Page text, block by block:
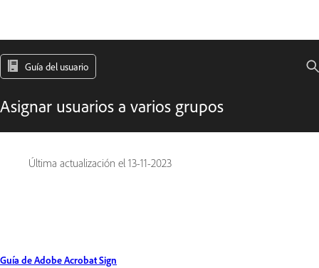
Guía del usuario
Asignar usuarios a varios grupos
Última actualización el 13-11-2023
Guía de Adobe Acrobat Sign